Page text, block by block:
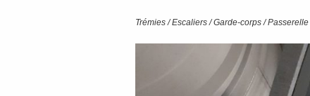
Trémies / Escaliers / Garde-corps / Passerelle